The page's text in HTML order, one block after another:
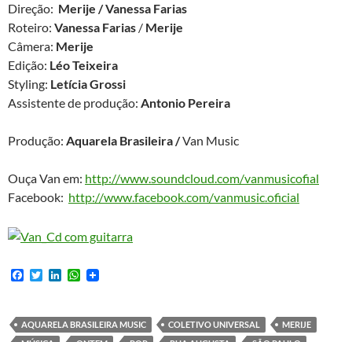
Direção: Merije / Vanessa Farias
Roteiro: Vanessa Farias / Merije
Câmera: Merije
Edição: Léo Teixeira
Styling: Letícia Grossi
Assistente de produção: Antonio Pereira
Produção: Aquarela Brasileira /Van Music
Ouça Van em: http://www.soundcloud.com/vanmusicofial
Facebook: http://www.facebook.com/vanmusic.oficial
F
b
o
T
t
e
e
d
W
s
A
AQUARELA BRASILEIRA MUSIC COLETIVO UNIVERSAL
MERIJE